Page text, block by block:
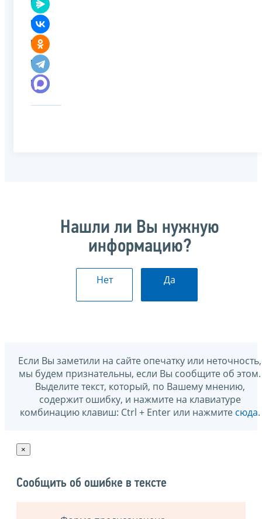
Нашли ли Вы нужную
информацию?
Нет Да
Если Вы заметили на сайте опечатку или неточность,
мы будем признательны, если Вы сообщите об этом.
Выделите текст, который, по Вашему мнению,
содержит ошибку, и нажмите на клавиатуре
комбинацию клавиш: Ctrl + Enter или нажмите сюда.
×
Сообщить об ошибке в тексте